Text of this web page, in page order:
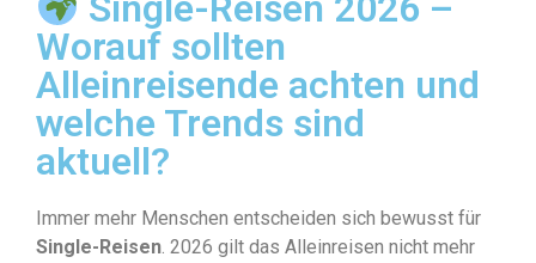
Worauf sollten
Alleinreisende achten und
welche Trends sind
aktuell?
Immer mehr Menschen entscheiden sich bewusst für
Single-Reisen. 2026 gilt das Alleinreisen nicht mehr